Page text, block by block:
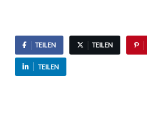
TEILEN TEILEN
TEILEN